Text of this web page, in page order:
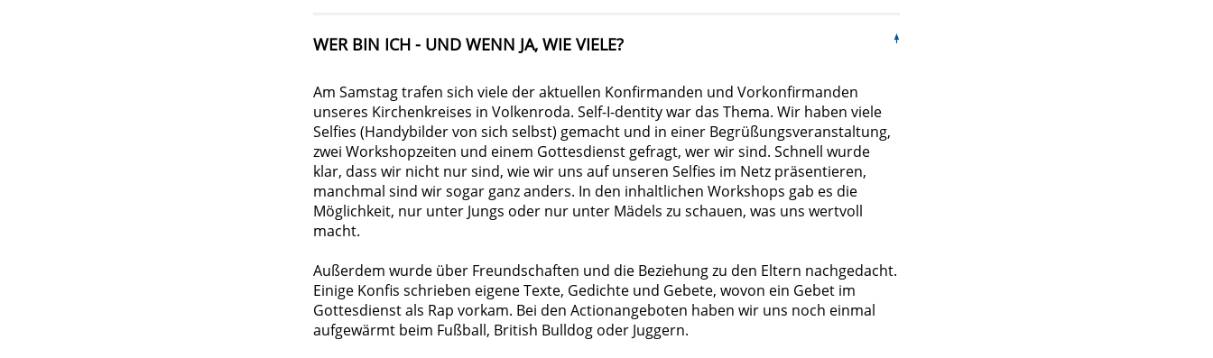
WER BIN ICH - UND WENN JA, WIE VIELE?
Am Samstag trafen sich viele der aktuellen Konfirmanden und Vorkonfirmanden
unseres Kirchenkreises in Volkenroda. Self-I-dentity war das Thema. Wir haben viele
Selfies (Handybilder von sich selbst) gemacht und in einer Begrüßungsveranstaltung,
zwei Workshopzeiten und einem Gottesdienst gefragt, wer wir sind. Schnell wurde
klar, dass wir nicht nur sind, wie wir uns auf unseren Selfies im Netz präsentieren,
manchmal sind wir sogar ganz anders. In den inhaltlichen Workshops gab es die
Möglichkeit, nur unter Jungs oder nur unter Mädels zu schauen, was uns wertvoll
macht.
Außerdem wurde über Freundschaften und die Beziehung zu den Eltern nachgedacht.
Einige Konfis schrieben eigene Texte, Gedichte und Gebete, wovon ein Gebet im
Gottesdienst als Rap vorkam. Bei den Actionangeboten haben wir uns noch einmal
aufgewärmt beim Fußball, British Bulldog oder Juggern.